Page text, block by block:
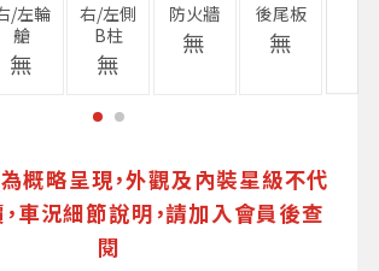
/左輪
艙
無
右/左側
B柱
無
防火牆
無
後尾板
無
概略呈現，外觀及內裝星級不代
車況細節說明，請加入會員後查
閱